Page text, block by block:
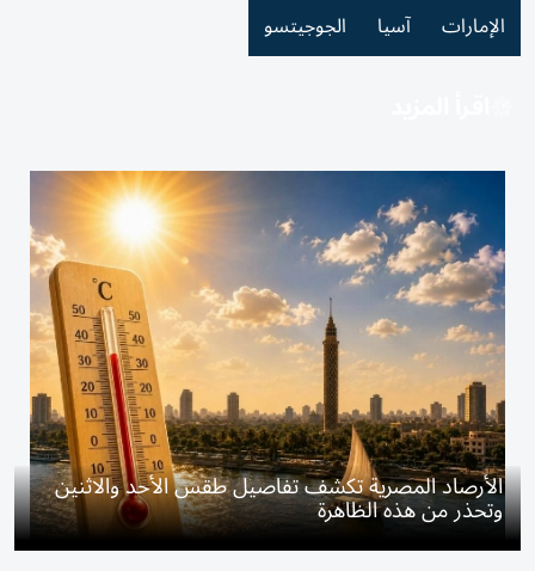
الإمارات آسيا الجوجيتسو
الأرصاد المصرية تكشف تفاصيل طقس الأحد والاثنين
وتحذر من هذه الظاهرة